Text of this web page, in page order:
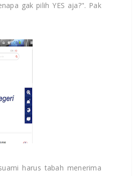
gak pilih YES aja?". Pak
harus tabah menerima